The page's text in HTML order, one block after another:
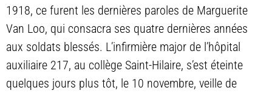
1918, ce furent les dernières paroles de Marguerite
Van Loo, qui consacra ses quatre dernières années
aux soldats blessés. L’infirmière major de l’hôpital
auxiliaire 217, au collège Saint-Hilaire, s’est éteinte
quelques jours plus tôt, le 10 novembre, veille de